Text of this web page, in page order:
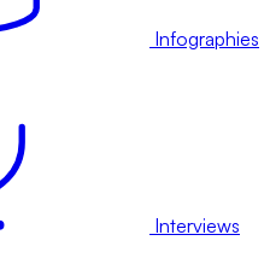
Infographies
Interviews